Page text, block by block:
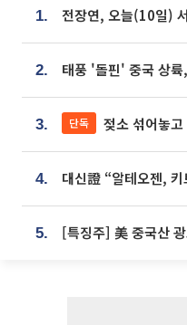
1.
2.
3. 단독 젖소 섞어놓고 ‘한우
4.
5.